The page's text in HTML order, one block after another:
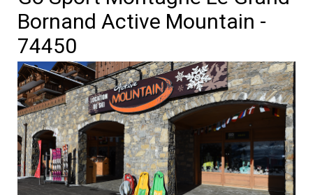
Bornand Active Mountain -
74450